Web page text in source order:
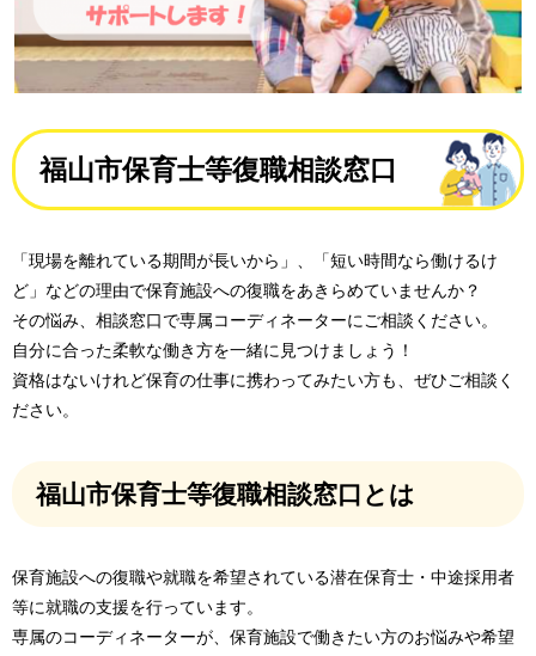
福山市保育士等復職相談窓口
「現場を離れている期間が長いから」、「短い時間なら働けるけ
ど」などの理由で保育施設への復職をあきらめていませんか？
その悩み、相談窓口で専属コーディネーターにご相談ください。
自分に合った柔軟な働き方を一緒に見つけましょう！
資格はないけれど保育の仕事に携わってみたい方も、ぜひご相談く
ださい。
福山市保育士等復職相談窓口とは
保育施設への復職や就職を希望されている潜在保育士・中途採用者
等に就職の支援を行っています。
専属のコーディネーターが、保育施設で働きたい方のお悩みや希望